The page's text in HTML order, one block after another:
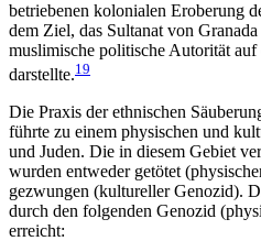
betriebenen kolonialen Eroberung
dem Ziel, das Sultanat von
muslimische politische Autorität
darstellte.19
Die Praxis der ethnischen
führte zu einem physischen und
und Juden. Die in diesem Gebiet
wurden entweder getötet
gezwungen (kultureller Genozid).
durch den folgenden Genozid
erreicht: